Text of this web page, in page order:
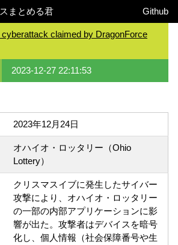
まとめる君 Github
claimed by DragonForce
2023-12-27 22:11:53
2023年12月24日
オハイオ・ロッタリー（Ohio
Lottery）
クリスマスイブに発生したサイバー
攻撃により、オハイオ・ロッタリー
の一部の内部アプリケーションに影
響が出た。攻撃者はデバイスを暗号
化し、個人情報（社会保障番号や生